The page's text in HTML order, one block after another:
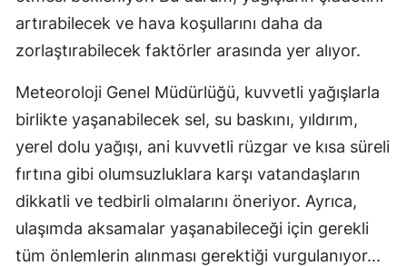
artırabilecek ve hava koşullarını daha da
zorlaştırabilecek faktörler arasında yer alıyor.
Meteoroloji Genel Müdürlüğü, kuvvetli yağışlarla
birlikte yaşanabilecek sel, su baskını, yıldırım,
yerel dolu yağışı, ani kuvvetli rüzgar ve kısa süreli
fırtına gibi olumsuzluklara karşı vatandaşların
dikkatli ve tedbirli olmalarını öneriyor. Ayrıca,
ulaşımda aksamalar yaşanabileceği için gerekli
tüm önlemlerin alınması gerektiği vurgulanıyor...